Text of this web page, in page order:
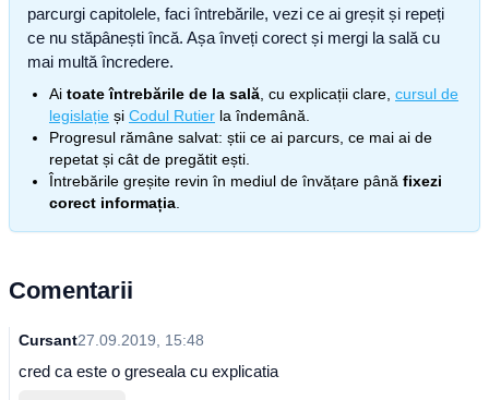
parcurgi capitolele, faci întrebările, vezi ce ai greșit și repeți
ce nu stăpânești încă. Așa înveți corect și mergi la sală cu
mai multă încredere.
Ai toate întrebările de la sală , cu explicații clare, cursul de
legislație și Codul Rutier la îndemână.
Progresul rămâne salvat: știi ce ai parcurs, ce mai ai de
repetat și cât de pregătit ești.
Întrebările greșite revin în mediul de învățare până fixezi
corect informația
Comentarii
Cursant27.09.2019, 15:48
cred ca este o greseala cu explicatia